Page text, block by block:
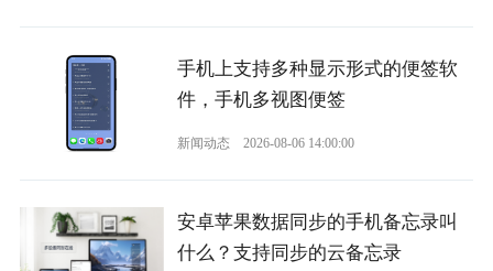
手机上支持多种显示形式的便签软
件，手机多视图便签
新闻动态 2026-08-06 14:00:00
安卓苹果数据同步的手机备忘录叫
什么？支持同步的云备忘录